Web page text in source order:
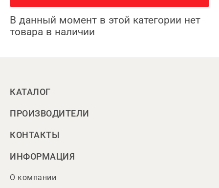
В данный момент в этой категории нет
товара в наличии
КАТАЛОГ
ПРОИЗВОДИТЕЛИ
КОНТАКТЫ
ИНФОРМАЦИЯ
О компании